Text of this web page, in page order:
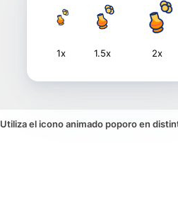
1x 1.5x 2x
Utiliza el icono animado poporo en